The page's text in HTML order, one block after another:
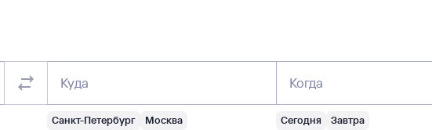
Куда
Санкт-Петербург Москва
Когда
Сегодня Завтра